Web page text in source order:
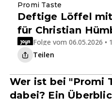
Promi Taste
Deftige Löffel
für Christian
Folge vom 06.05.2026 •
Teilen
Wer ist bei "Promi
dabei? Ein